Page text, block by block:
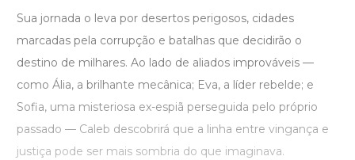
Sua jornada o leva por desertos perigosos, cidades
marcadas pela corrupção e batalhas que decidirão o
destino de milhares. Ao lado de aliados improváveis —
como Ália, a brilhante mecânica; Eva, a líder rebelde; e
Sofia, uma misteriosa ex-espiã perseguida pelo próprio
passado — Caleb descobrirá que a linha entre vingança e
justiça pode ser mais sombria do que imaginava.